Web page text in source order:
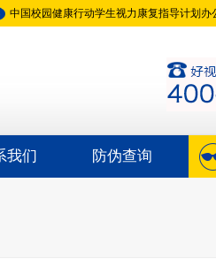
中国校园健康行动学生视力康复指导计划办
我们 防伪查询